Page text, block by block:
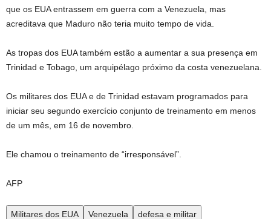
que os EUA entrassem em guerra com a Venezuela, mas
acreditava que Maduro não teria muito tempo de vida.
As tropas dos EUA também estão a aumentar a sua presença em
Trinidad e Tobago, um arquipélago próximo da costa venezuelana.
Os militares dos EUA e de Trinidad estavam programados para
iniciar seu segundo exercício conjunto de treinamento em menos
de um mês, em 16 de novembro.
Ele chamou o treinamento de “irresponsável”.
AFP
Militares dos EUA Venezuela defesa e militar